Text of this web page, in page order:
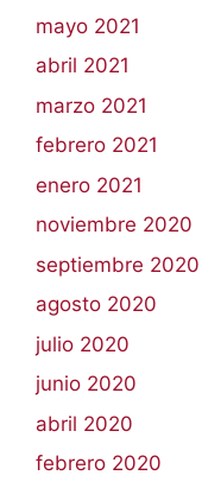
mayo 2021
abril 2021
marzo 2021
febrero 2021
enero 2021
noviembre 2020
septiembre 2020
agosto 2020
julio 2020
junio 2020
abril 2020
febrero 2020